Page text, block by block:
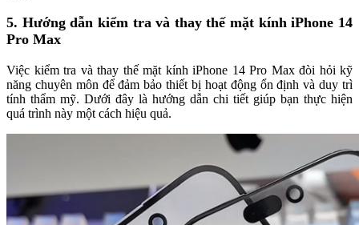
5. Hướng dẫn kiểm tra và thay thế mặt kính iPhone 14
Pro Max
Việc kiểm tra và thay thế mặt kính iPhone 14 Pro Max đòi hỏi kỹ
năng chuyên môn để đảm bảo thiết bị hoạt động ổn định và duy trì
tính thẩm mỹ. Dưới đây là hướng dẫn chi tiết giúp bạn thực hiện
quá trình này một cách hiệu quả.